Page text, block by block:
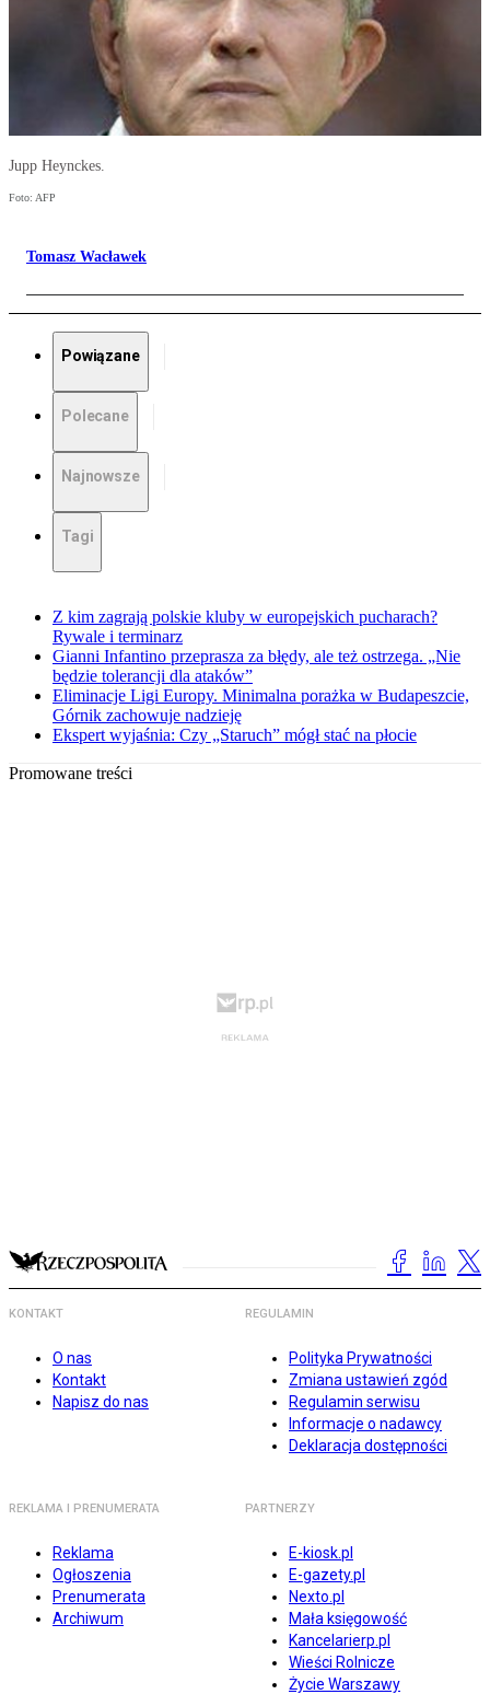
Jupp Heynckes.
Foto: AFP
Tomasz Wacławek
Powiązane
Polecane
Najnowsze
Tagi
Z kim zagrają polskie kluby w europejskich pucharach?
Rywale i terminarz
Gianni Infantino przeprasza za błędy, ale też ostrzega. „Nie
będzie tolerancji dla ataków”
Eliminacje Ligi Europy. Minimalna porażka w Budapeszcie,
Górnik zachowuje nadzieję
Ekspert wyjaśnia: Czy „Staruch” mógł stać na płocie
Promowane treści
KONTAKT
O nas
Kontakt
Napisz do nas
REGULAMIN
Polityka Prywatności
Zmiana ustawień zgód
Regulamin serwisu
Informacje o nadawcy
Deklaracja dostępności
REKLAMA I PRENUMERATA
Reklama
Ogłoszenia
Prenumerata
Archiwum
PARTNERZY
E-kiosk.pl
E-gazety.pl
Nexto.pl
Mała księgowość
Kancelarierp.pl
Wieści Rolnicze
Życie Warszawy